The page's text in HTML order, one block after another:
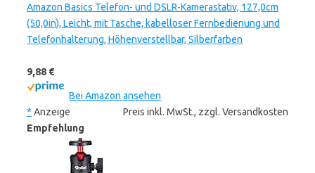
Amazon Basics Telefon- und DSLR-Kamerastativ, 127,0cm
(50,0in), Leicht, mit Tasche, kabelloser Fernbedienung und
Telefonhalterung, Höhenverstellbar, Silberfarben
9,88 €
Bei Amazon ansehen
* Anzeige
Preis inkl. MwSt., zzgl. Versandkosten
Empfehlung